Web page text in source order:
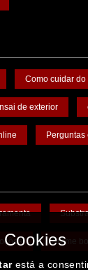
Como cuidar
de exterior
Arame
está a